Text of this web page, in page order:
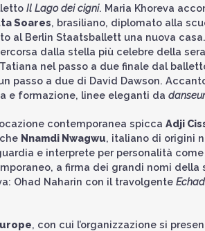
Il Lago dei cigni. Maria Khoreva
Soares, brasiliano, diplomato alla
al Berlin Staatsballett una nuova
dalla stella più celebre della
nel passo a due finale dal
passo a due di David Dawson.
e formazione, linee eleganti da
contemporanea spicca Adji
Nnamdi Nwagwu, italiano di origini
e interprete per personalità
a firma dei grandi nomi della
Ohad Naharin con il travolgente
, con cui l’organizzazione si